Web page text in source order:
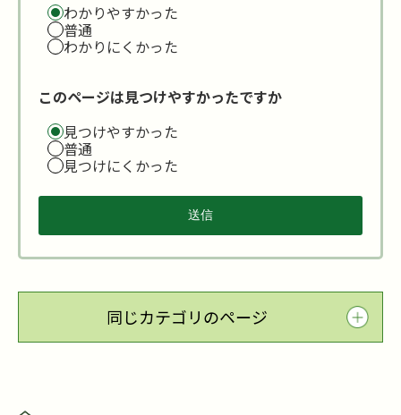
わかりやすかった
普通
わかりにくかった
このページは見つけやすかったですか
見つけやすかった
普通
見つけにくかった
同じカテゴリのページ